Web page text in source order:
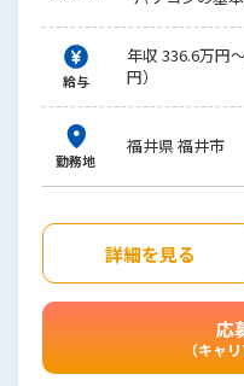
給与
年収 336.6万円
円）
勤務地
福井県 福井市
詳細を見る
応
（キャ